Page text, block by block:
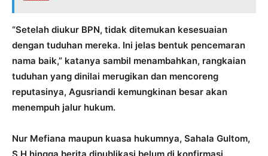
“Setelah diukur BPN, tidak ditemukan kesesuaian
dengan tuduhan mereka. Ini jelas bentuk pencemaran
nama baik,” katanya sambil menambahkan, rangkaian
tuduhan yang dinilai merugikan dan mencoreng
reputasinya, Agusriandi kemungkinan besar akan
menempuh jalur hukum.
Nur Mefiana maupun kuasa hukumnya, Sahala Gultom,